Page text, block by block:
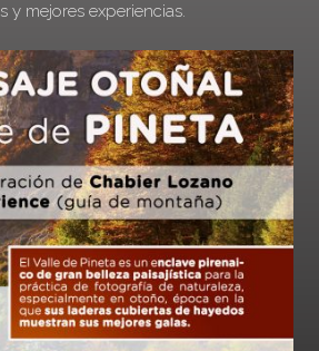
y mejores experiencias.